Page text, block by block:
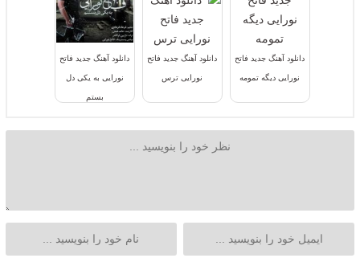
دانلود آهنگ جدید فاتح
نورایی دیگه تمومه
دانلود آهنگ جدید فاتح
نورایی ترس
دانلود آهنگ جدید فاتح
نورایی به یکی دل
بستم